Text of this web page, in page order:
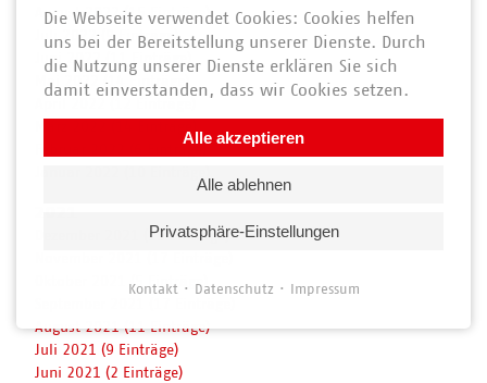
August 2022 (15 Einträge)
Juli 2022 (9 Einträge)
Juni 2022 (11 Einträge)
Mai 2022 (14 Einträge)
Februar 2022 (6 Einträge)
Dezember 2021 (15 Einträge)
Oktober 2021 (5 Einträge)
August 2021 (11 Einträge)
Juli 2021 (9 Einträge)
Juni 2021 (2 Einträge)
Die Webseite verwendet Cookies: Cookies helfen
uns bei der Bereitstellung unserer Dienste. Durch
die Nutzung unserer Dienste erklären Sie sich
damit einverstanden, dass wir Cookies setzen.
Alle akzeptieren
Alle ablehnen
Privatsphäre-Einstellungen
Kontakt Datenschutz Impressum